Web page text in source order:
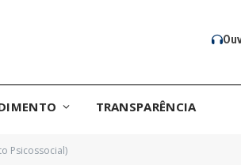
TRANSPARÊNCIA
Psicossocial)